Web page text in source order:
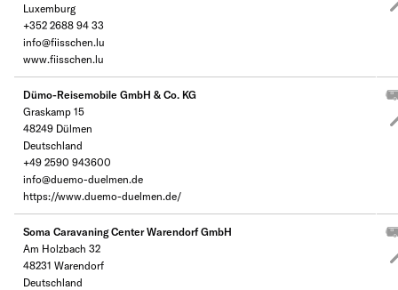
Luxemburg
+352 2688 94 33
info@fiisschen.lu
www.fiisschen.lu
Dümo-Reisemobile GmbH & Co. KG
Graskamp 15
48249 Dülmen
Deutschland
+49 2590 943600
info@duemo-duelmen.de
https://www.duemo-duelmen.de/
Soma Caravaning Center Warendorf GmbH
Am Holzbach 32
48231 Warendorf
Deutschland